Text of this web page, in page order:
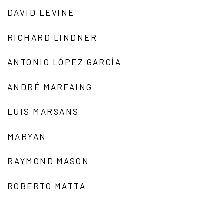
DAVID LEVINE
RICHARD LINDNER
ANTONIO LÓPEZ GARCÍA
ANDRÉ MARFAING
LUIS MARSANS
MARYAN
RAYMOND MASON
ROBERTO MATTA